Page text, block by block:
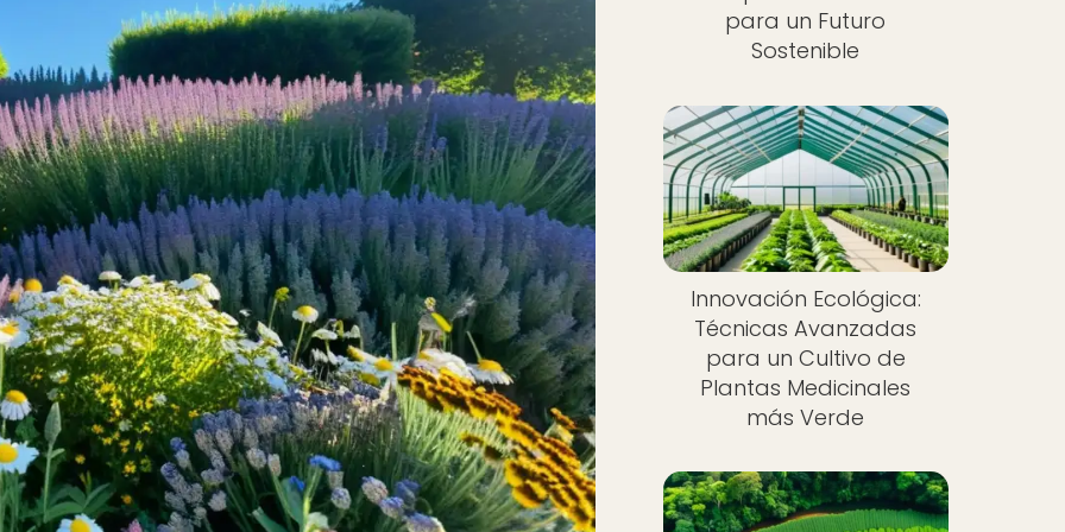
para un Futuro
Sostenible
Innovación Ecológica:
Técnicas Avanzadas
para un Cultivo de
Plantas Medicinales
más Verde